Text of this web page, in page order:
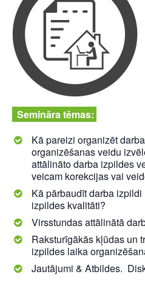
Semināra tēmas:
Kā pareizi organizēt
organizēšanas veidu
attālināto darba izpildes
veicam korekcijas vai
Kā pārbaudīt darba
izpildes kvalitāti?
Virsstundas attālinātā
Raksturīgākās kļūdas un
izpildes laika
Jautājumi & Atbildes.